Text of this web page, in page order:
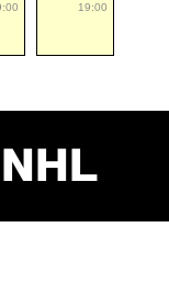
19:00
NHL